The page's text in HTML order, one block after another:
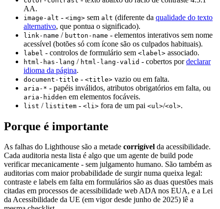
AA.
image-alt - <img> sem alt (diferente da qualidade do texto
alternativo, que pontua o significado).
link-name / button-name - elementos interativos sem nome
acessível (botões só com ícone são os culpados habituais).
label - controlos de formulário sem <label> associado.
html-has-lang / html-lang-valid - cobertos pordeclarar
idioma da página.
document-title - <title> vazio ou em falta.
aria-* - papéis inválidos, atributos obrigatórios em falta, ou
aria-hidden em elementos focáveis.
list / listitem - <li> fora de um pai <ul>/<ol>.
Porque é importante
As falhas do Lighthouse são a metade corrigível da acessibilidade.
Cada auditoria nesta lista é algo que um agente de build pode
verificar mecanicamente - sem julgamento humano. São também as
auditorias com maior probabilidade de surgir numa queixa legal:
contraste e labels em falta em formulários são as duas questões mais
citadas em processos de acessibilidade web ADA nos EUA, e a Lei
da Acessibilidade da UE (em vigor desde junho de 2025) lê a